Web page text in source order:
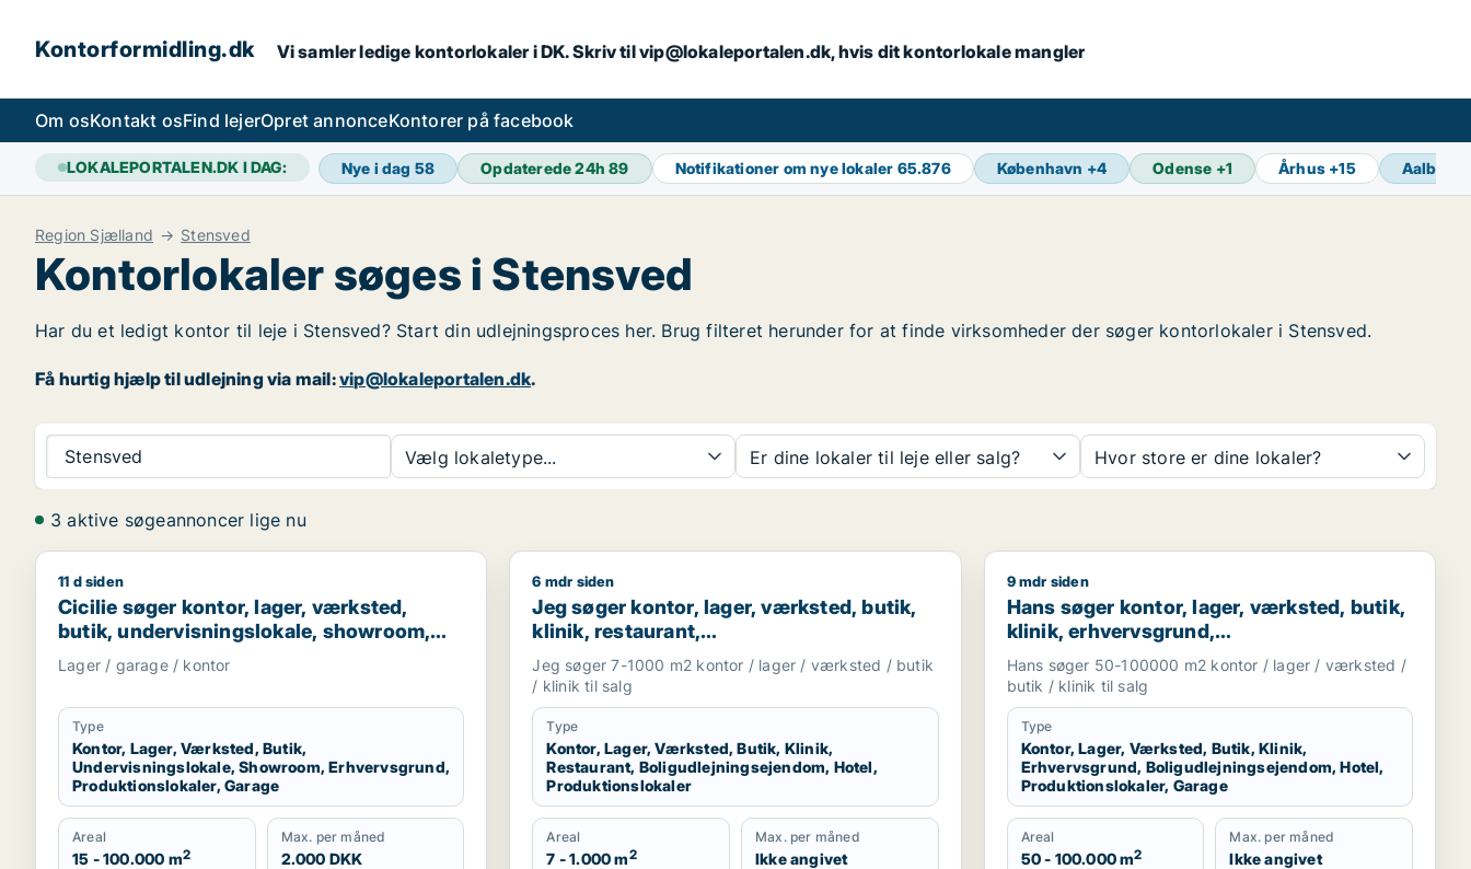
Kontorformidling.dk Vi samler ledige kontorlokaler i DK. Skriv til vip@lokaleportalen.dk, hvis dit kontorlokale mangler
Om osKontakt osFind lejerOpret annonceKontorer på facebook
LOKALEPORTALEN.DK I DAG: Nye i dag 58 Opdaterede 24h89 Notifikationer om nye lokaler 65.876 København +4 Odense +1 Århus +15 Aalborg
Region Sjælland Stensved
Kontorlokaler søges i Stensved
Har du et ledigt kontor til leje i Stensved? Start din udlejningsproces her. Brug filteret herunder for at finde virksomheder der søger kontorlokaler i Stensved.
Få hurtig hjælp til udlejning via mail:vip@lokaleportalen.dk.
Stensved Vælg lokaletype... Er dine lokaler til leje eller salg? Hvor store er dine lokaler?
3 aktive søgeannoncer lige nu
Cicilie søger kontor, lager, værksted, butik, undervisningslokale, showroom, erhvervsgrund, produktionslokaler eller garage til leje i Region Sjælland eller
11 d siden
Cicilie søger kontor, lager, værksted,
butik, undervisningslokale, showroom,
erhvervsgrund, produktionslokaler eller
garage til leje i Region Sjælland eller
Nordsjælland
Lager / garage / kontor
Type
Kontor, Lager, Værksted, Butik,
Undervisningslokale, Showroom, Erhvervsgrund,
Produktionslokaler, Garage
Areal
15 - 100.000 m2
Max. per måned
2.000 DKK
Jeg søger kontor, lager, værksted, butik, klinik, restaurant, boligudlejningsejendom, hotel eller
6 mdr siden
Jeg søger kontor, lager, værksted, butik,
klinik, restaurant,
boligudlejningsejendom, hotel eller
produktionslokaler til salg i Vordingborg,
Guldborgsund eller Lolland
Jeg søger 7-1000 m2 kontor / lager / værksted / butik
/ klinik til salg
Type
Kontor, Lager, Værksted, Butik, Klinik,
Restaurant, Boligudlejningsejendom, Hotel,
Produktionslokaler
Areal
7 - 1.000 m2
Max. per måned
Ikke angivet
Hans søger kontor, lager, værksted, butik, klinik,
9 mdr siden
Hans søger kontor, lager, værksted, butik,
klinik, erhvervsgrund,
boligudlejningsejendom, hotel,
produktionslokaler eller garage til salg i
Region Sjælland
Hans søger 50-100000 m2 kontor / lager / værksted /
butik / klinik til salg
Type
Kontor, Lager, Værksted, Butik, Klinik,
Erhvervsgrund, Boligudlejningsejendom, Hotel,
Produktionslokaler, Garage
Areal
50 - 100.000 m2
Max. per måned
Ikke angivet